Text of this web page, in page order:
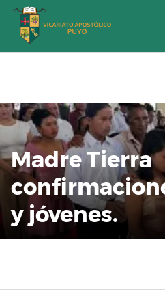
Saltar
contenido
Madre Tierra
y jóvenes.